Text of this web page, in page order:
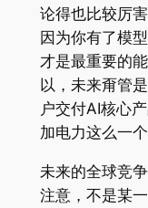
论得也比较厉
因为你有了模
才是最重要的
以，未来甭管
户交付AI核心
加电力这么一个
未来的全球竞
注意，不是某